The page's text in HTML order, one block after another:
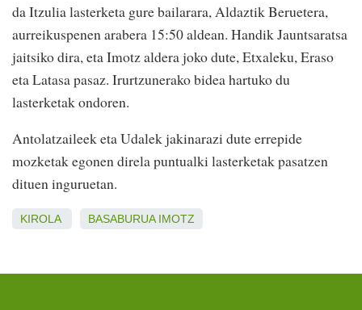
da Itzulia lasterketa gure bailarara, Aldaztik Beruetera,
aurreikuspenen arabera 15:50 aldean. Handik Jauntsaratsa
jaitsiko dira, eta Imotz aldera joko dute, Etxaleku, Eraso
eta Latasa pasaz. Irurtzunerako bidea hartuko du
lasterketak ondoren.
Antolatzaileek eta Udalek jakinarazi dute errepide
mozketak egonen direla puntualki lasterketak pasatzen
dituen inguruetan.
KIROLA BASABURUA IMOTZ